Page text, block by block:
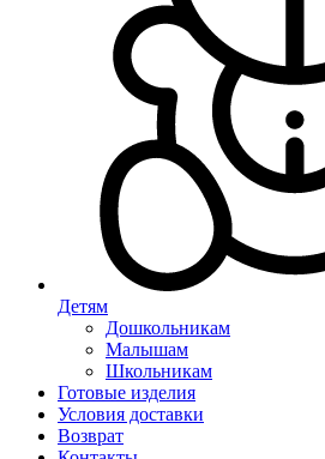
Детям
Дошкольникам
Малышам
Школьникам
Готовые изделия
Условия доставки
Возврат